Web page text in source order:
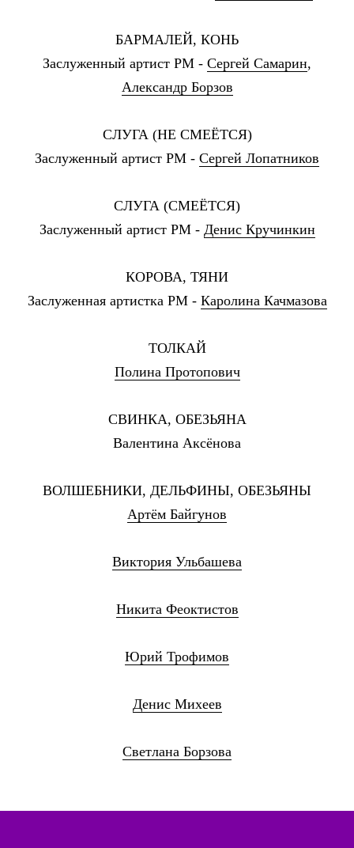
БАРМАЛЕЙ, КОНЬ
Заслуженный артист РМ - Сергей Самарин,
Александр Борзов
СЛУГА (НЕ СМЕЁТСЯ)
Заслуженный артист РМ - Сергей Лопатников
СЛУГА (СМЕЁТСЯ)
Заслуженный артист РМ - Денис Кручинкин
КОРОВА, ТЯНИ
Заслуженная артистка РМ - Каролина Качмазова
ТОЛКАЙ
Полина Протопович
СВИНКА, ОБЕЗЬЯНА
Валентина Аксёнова
ВОЛШЕБНИКИ, ДЕЛЬФИНЫ, ОБЕЗЬЯНЫ
Артём Байгунов
Виктория Ульбашева
Никита Феоктистов
Юрий Трофимов
Денис Михеев
Светлана Борзова